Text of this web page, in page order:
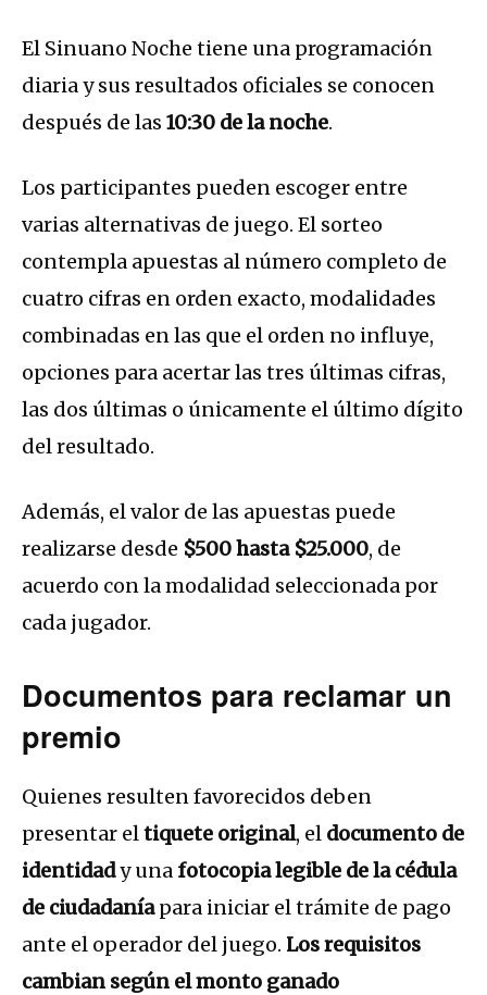
El Sinuano Noche tiene una programación
diaria y sus resultados oficiales se conocen
después de las 10:30 de la noche.
Los participantes pueden escoger entre
varias alternativas de juego. El sorteo
contempla apuestas al número completo de
cuatro cifras en orden exacto, modalidades
combinadas en las que el orden no influye,
opciones para acertar las tres últimas cifras,
las dos últimas o únicamente el último dígito
del resultado.
Además, el valor de las apuestas puede
realizarse desde $500 hasta $25.000, de
acuerdo con la modalidad seleccionada por
cada jugador.
Documentos para reclamar un
premio
Quienes resulten favorecidos deben
presentar eltiquete original, el documento de
identidady una fotocopia legible de la cédula
de ciudadaníapara iniciar el trámite de pago
ante el operador del juego. Los requisitos
cambian según el monto ganado